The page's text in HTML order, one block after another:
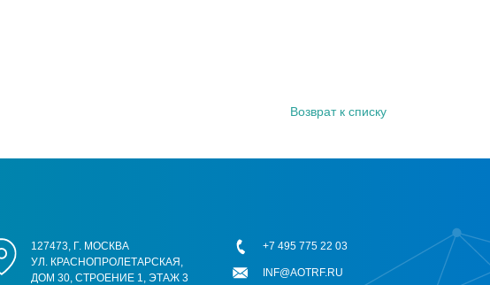
Возврат к списку
127473, Г. МОСКВА
УЛ. КРАСНОПРОЛЕТАРСКАЯ,
ДОМ 30, СТРОЕНИЕ 1, ЭТАЖ 3
+7 495 775 22 03
INF@AOTRF.RU